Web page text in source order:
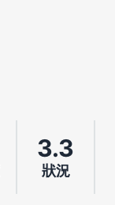
3.3
狀況